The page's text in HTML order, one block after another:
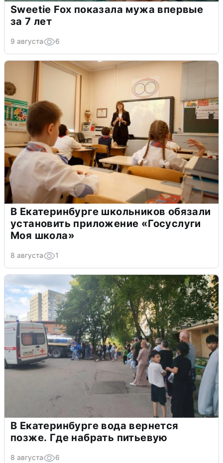
Sweetie Fox показала мужа впервые
за 7 лет
9 августа 6
В Екатеринбурге школьников обязали
установить приложение «Госуслуги
Моя школа»
8 августа 1
В Екатеринбурге вода вернется
позже. Где набрать питьевую
8 августа 6